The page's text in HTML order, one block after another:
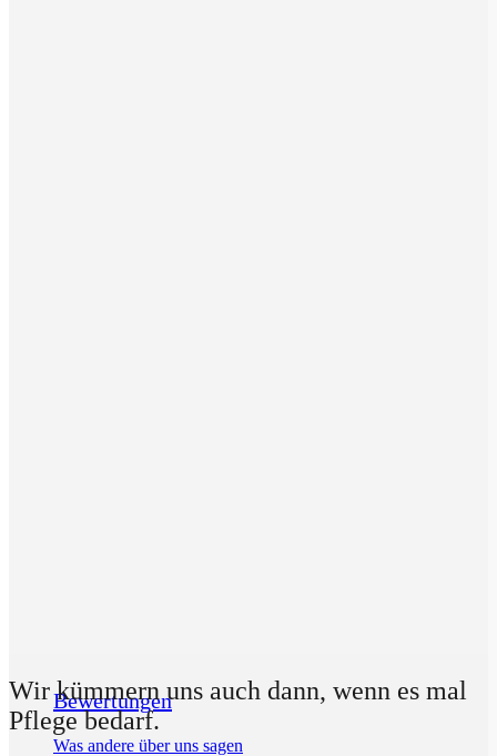
Bewertungen
Was andere über uns sagen
Wir kümmern uns auch dann, wenn es mal
Pflege bedarf.